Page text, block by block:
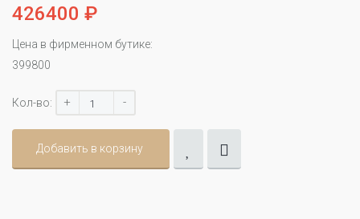
426400 ₽
Цена в фирменном бутике:
399800
Кол-во: + -
Добавить в корзину